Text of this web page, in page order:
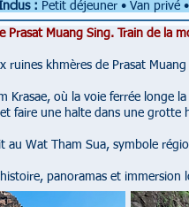
: Petit déjeuner • Van privé •
Prasat Muang Sing. Train de la
ruines khmères de Prasat
Krasae, où la voie ferrée longe
faire une halte dans une
au Wat Tham Sua, symbole
panoramas et immersion